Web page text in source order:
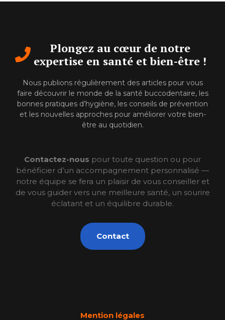
Plongez au cœur de notre
expertise en santé et bien-être !
Nous publions régulièrement des articles pour vous
faire découvrir le monde de la santé buccodentaire, les
bonnes pratiques d’hygiène, les conseils de prévention
et les nouvelles approches pour améliorer votre bien-
être au quotidien.
Contactez-nous pour toute question ou pour
bénéficier d’un accompagnement personnalisé —
notre équipe se fera un plaisir de vous conseiller et
de vous guider vers une meilleure santé, un sourire
éclatant et un équilibre durable.
Contact
Mention légales